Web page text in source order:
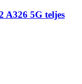
A326 5G teljes